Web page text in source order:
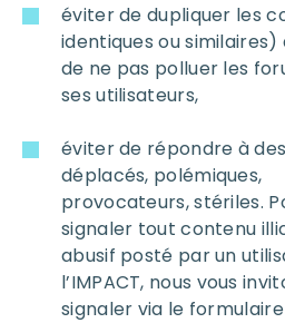
éviter de dupliquer les
identiques ou similaires)
de ne pas polluer les
ses utilisateurs,
éviter de répondre à
déplacés, polémiques,
provocateurs, stériles.
signaler tout contenu
abusif posté par un
l’IMPACT, nous vous
signaler via le